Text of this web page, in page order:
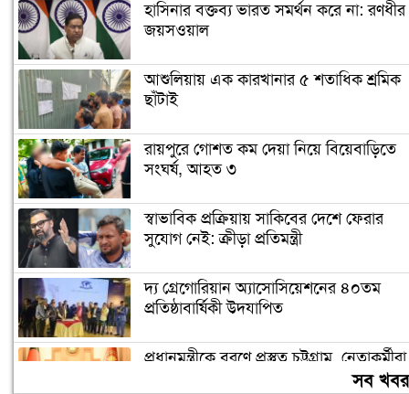
হাসিনার বক্তব্য ভারত সমর্থন করে না: রণধীর
জয়সওয়াল
আশুলিয়ায় এক কারখানার ৫ শতাধিক শ্রমিক
ছাঁটাই
রায়পুরে গোশত কম দেয়া নিয়ে বিয়েবাড়িতে
সংঘর্ষ, আহত ৩
স্বাভাবিক প্রক্রিয়ায় সাকিবের দেশে ফেরার
সুযোগ নেই: ক্রীড়া প্রতিমন্ত্রী
দ্য গ্রেগোরিয়ান অ্যাসোসিয়েশনের ৪০তম
প্রতিষ্ঠাবার্ষিকী উদযাপিত
প্রধানমন্ত্রীকে বরণে প্রস্তুত চট্টগ্রাম, নেতাকর্মীরা
সব